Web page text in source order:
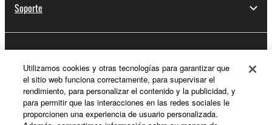
Soporte
Acerca de Yamaha
Utilizamos cookies y otras tecnologías para garantizar que
el sitio web funciona correctamente, para supervisar el
rendimiento, para personalizar el contenido y la publicidad, y
para permitir que las interacciones en las redes sociales le
proporcionen una experiencia de usuario personalizada.